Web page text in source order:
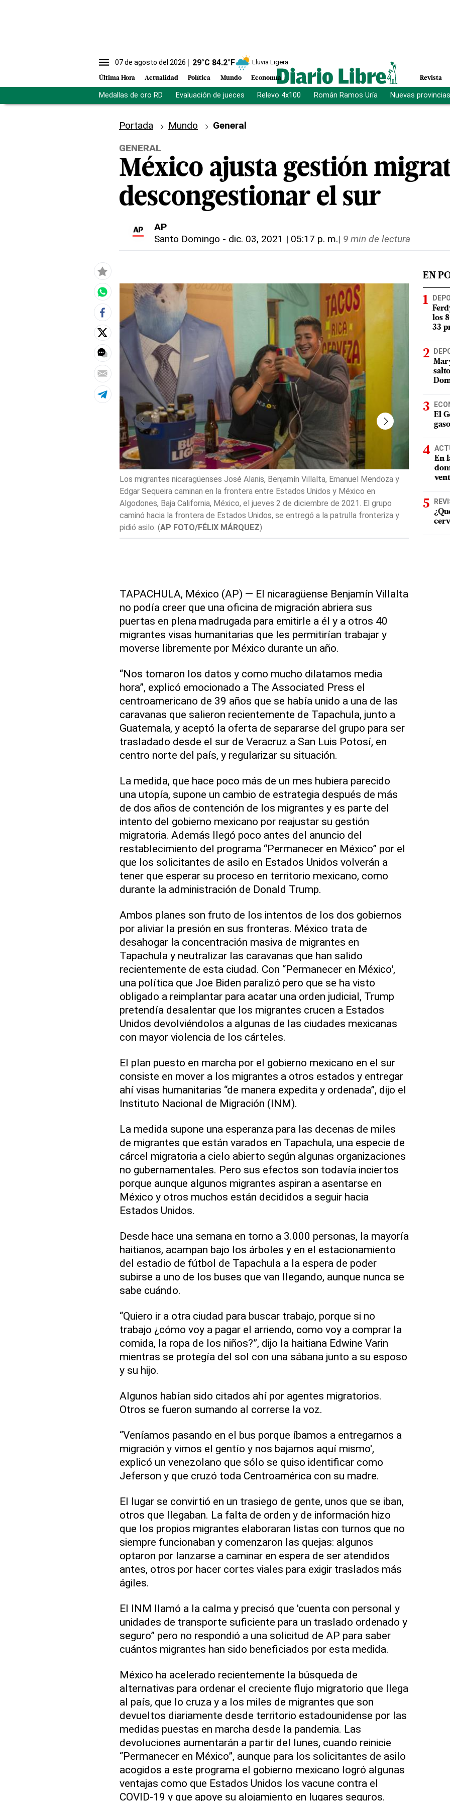
07 de agosto del 2026 29°C 84.2°F Lluvia Ligera
Última Hora Actualidad Política Mundo Economía Revista
Medallas de oro RD Evaluación de jueces Relevo 4x100 Román Ramos Uría Nuevas provincias
Portada Mundo
General
GENERAL
México ajusta gestión
descongestionar el sur
AP
Santo Domingo - dic. 03, 2021 | 05:17 p. m.| 9 min de lectura
Los migrantes nicaragüenses Benjamín Villalta, Edgar Sequeira y Emanuel
Mendoza caminan en la frontera entre Estados Unidos y México, en Algodones,
Baja California, México, el jueves 2 de diciembre de 2021. El grupo caminó hacia la
frontera de Estados Unidos, se entregó a la patrulla fronteriza y pidió asilo.(AP
FOTO/FÉLIX MÁRQUEZ)
La
frontera
jueves 2
Unidos,
TAPACHULA, México (AP) — El nicaragüense Benjamín Villalta
no podía creer que una oficina de migración abriera sus
puertas en plena madrugada para emitirle a él y a otros 40
migrantes visas humanitarias que les permitirían trabajar y
moverse libremente por México durante un año.
“Nos tomaron los datos y como mucho dilatamos media
hora”, explicó emocionado a The Associated Press el
centroamericano de 39 años que se había unido a una de las
caravanas que salieron recientemente de Tapachula, junto a
Guatemala, y aceptó la oferta de separarse del grupo para ser
trasladado desde el sur de Veracruz a San Luis Potosí, en
centro norte del país, y regularizar su situación.
La medida, que hace poco más de un mes hubiera parecido
una utopía, supone un cambio de estrategia después de más
de dos años de contención de los migrantes y es parte del
intento del gobierno mexicano por reajustar su gestión
migratoria. Además llegó poco antes del anuncio del
restablecimiento del programa “Permanecer en México” por el
que los solicitantes de asilo en Estados Unidos volverán a
tener que esperar su proceso en territorio mexicano, como
durante la administración de Donald Trump.
Ambos planes son fruto de los intentos de los dos gobiernos
por aliviar la presión en sus fronteras. México trata de
desahogar la concentración masiva de migrantes en
Tapachula y neutralizar las caravanas que han salido
recientemente de esta ciudad. Con “Permanecer en México',
una política que Joe Biden paralizó pero que se ha visto
obligado a reimplantar para acatar una orden judicial, Trump
pretendía desalentar que los migrantes crucen a Estados
Unidos devolviéndolos a algunas de las ciudades mexicanas
con mayor violencia de los cárteles.
El plan puesto en marcha por el gobierno mexicano en el sur
consiste en mover a los migrantes a otros estados y entregar
ahí visas humanitarias “de manera expedita y ordenada”, dijo el
Instituto Nacional de Migración (INM).
La medida supone una esperanza para las decenas de miles
de migrantes que están varados en Tapachula, una especie de
cárcel migratoria a cielo abierto según algunas organizaciones
no gubernamentales. Pero sus efectos son todavía inciertos
porque aunque algunos migrantes aspiran a asentarse en
México y otros muchos están decididos a seguir hacia
Estados Unidos.
Desde hace una semana en torno a 3.000 personas, la mayoría
haitianos, acampan bajo los árboles y en el estacionamiento
del estadio de fútbol de Tapachula a la espera de poder
subirse a uno de los buses que van llegando, aunque nunca se
sabe cuándo.
“Quiero ir a otra ciudad para buscar trabajo, porque si no
trabajo ¿cómo voy a pagar el arriendo, como voy a comprar la
comida, la ropa de los niños?”, dijo la haitiana Edwine Varin
mientras se protegía del sol con una sábana junto a su esposo
y su hijo.
Algunos habían sido citados ahí por agentes migratorios.
Otros se fueron sumando al correrse la voz.
“Veníamos pasando en el bus porque íbamos a entregarnos a
migración y vimos el gentío y nos bajamos aquí mismo',
explicó un venezolano que sólo se quiso identificar como
Jeferson y que cruzó toda Centroamérica con su madre.
El lugar se convirtió en un trasiego de gente, unos que se iban,
otros que llegaban. La falta de orden y de información hizo
que los propios migrantes elaboraran listas con turnos que no
siempre funcionaban y comenzaron las quejas: algunos
optaron por lanzarse a caminar en espera de ser atendidos
antes, otros por hacer cortes viales para exigir traslados más
ágiles.
El INM llamó a la calma y precisó que 'cuenta con personal y
unidades de transporte suficiente para un traslado ordenado y
seguro” pero no respondió a una solicitud de AP para saber
cuántos migrantes han sido beneficiados por esta medida.
México ha acelerado recientemente la búsqueda de
alternativas para ordenar el creciente flujo migratorio que llega
al país, que lo cruza y a los miles de migrantes que son
devueltos diariamente desde territorio estadounidense por las
medidas puestas en marcha desde la pandemia. Las
devoluciones aumentarán a partir del lunes, cuando reinicie
“Permanecer en México”, aunque para los solicitantes de asilo
acogidos a este programa el gobierno mexicano logró algunas
ventajas como que Estados Unidos los vacune contra el
COVID-19 y que apoye su alojamiento en lugares seguros.
EN
los
33
El
En